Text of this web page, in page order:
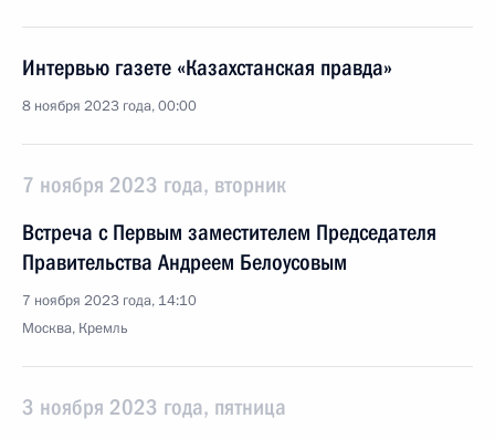
Интервью газете «Казахстанская правда»
8 ноября 2023 года, 00:00
7 ноября 2023 года, вторник
Встреча с Первым заместителем Председателя
Правительства Андреем Белоусовым
7 ноября 2023 года, 14:10
Москва, Кремль
3 ноября 2023 года, пятница